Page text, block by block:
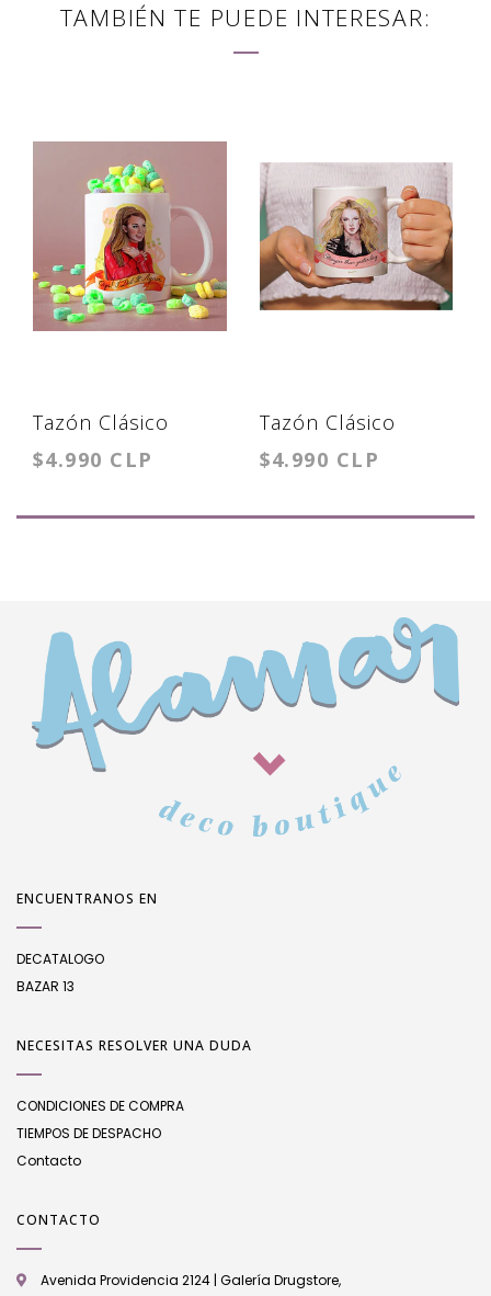
TAMBIÉN TE PUEDE INTERESAR:
Tazón Clásico
BRITNEY OoPS
$4.990 CLP
Tazón Clásico
BRITNEY
$4.990 CLP
ENCUENTRANOS EN
DECATALOGO
BAZAR 13
NECESITAS RESOLVER UNA DUDA
CONDICIONES DE COMPRA
TIEMPOS DE DESPACHO
Contacto
CONTACTO
Avenida Providencia 2124 | Galería Drugstore,